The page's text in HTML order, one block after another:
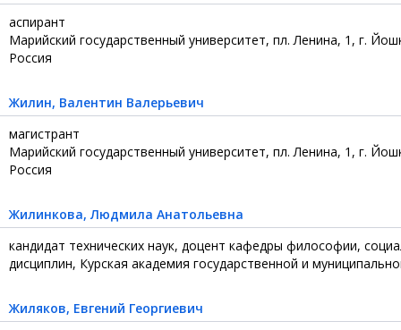
аспирант
Марийский государственный университет, пл. Ленина, 1, г.
Россия
Жилин, Валентин Валерьевич
магистрант
Марийский государственный университет, пл. Ленина, 1, г.
Россия
Жилинкова, Людмила Анатольевна
кандидат технических наук, доцент кафедры философии,
дисциплин, Курская академия государственной и
Жиляков, Евгений Георгиевич